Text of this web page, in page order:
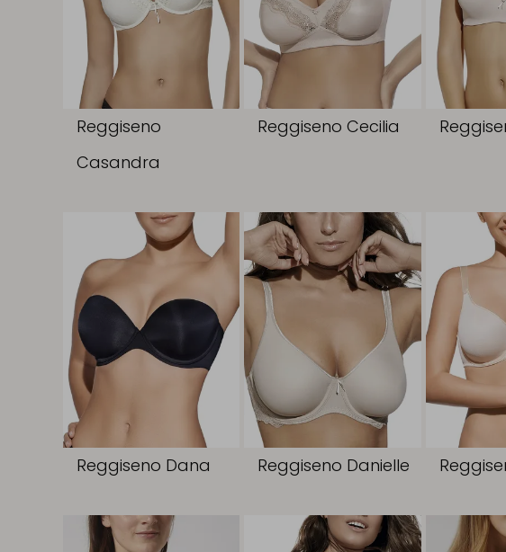
Reggiseno
Casandra
Reggiseno Cecilia
Reggiseno Dana Reggiseno Danielle